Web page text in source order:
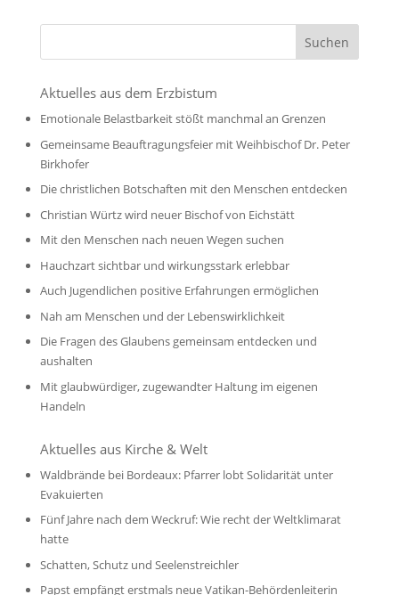
Aktuelles aus dem Erzbistum
Emotionale Belastbarkeit stößt manchmal an Grenzen
Gemeinsame Beauftragungsfeier mit Weihbischof Dr. Peter
Birkhofer
Die christlichen Botschaften mit den Menschen entdecken
Christian Würtz wird neuer Bischof von Eichstätt
Mit den Menschen nach neuen Wegen suchen
Hauchzart sichtbar und wirkungsstark erlebbar
Auch Jugendlichen positive Erfahrungen ermöglichen
Nah am Menschen und der Lebenswirklichkeit
Die Fragen des Glaubens gemeinsam entdecken und
aushalten
Mit glaubwürdiger, zugewandter Haltung im eigenen
Handeln
Aktuelles aus Kirche & Welt
Waldbrände bei Bordeaux: Pfarrer lobt Solidarität unter
Evakuierten
Fünf Jahre nach dem Weckruf: Wie recht der Weltklimarat
hatte
Schatten, Schutz und Seelenstreichler
Papst empfängt erstmals neue Vatikan-Behördenleiterin